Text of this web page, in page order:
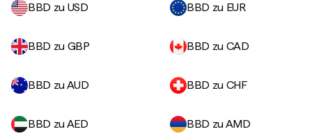
BBD zu USD
BBD zu EUR
BBD zu GBP BBD zu CAD
BBD zu AUD BBD zu CHF
BBD zu AED
BBD zu AMD